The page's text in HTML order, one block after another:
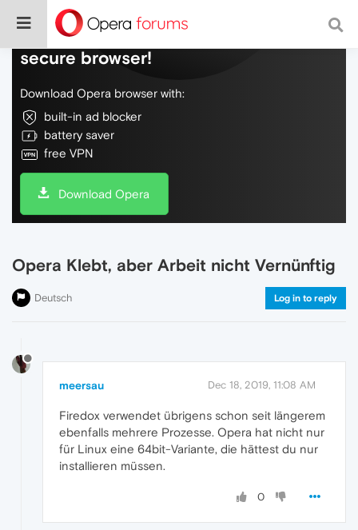
Do more on the web, with a fast and
secure browser!
Download Opera browser with:
built-in ad blocker
battery saver
free VPN
Download Opera
Opera Klebt, aber Arbeit nicht Vernünftig
Deutsch Log in to reply
meersau Dec 18, 2019, 11:08 AM
Firedox verwendet übrigens schon seit längerem
ebenfalls mehrere Prozesse. Opera hat nicht nur
für Linux eine 64bit-Variante, die hättest du nur
installieren müssen.
0